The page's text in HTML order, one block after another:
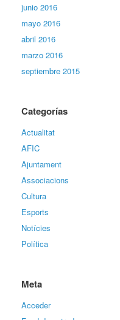
junio 2016
mayo 2016
abril 2016
marzo 2016
septiembre 2015
Categorías
Actualitat
AFIC
Ajuntament
Associacions
Cultura
Esports
Notícies
Política
Meta
Acceder